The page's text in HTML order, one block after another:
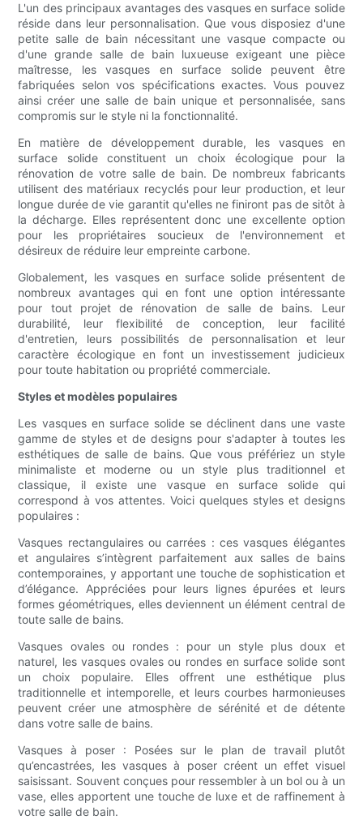
L'un des principaux avantages des vasques en surface solide
réside dans leur personnalisation. Que vous disposiez d'une
petite salle de bain nécessitant une vasque compacte ou
d'une grande salle de bain luxueuse exigeant une pièce
maîtresse, les vasques en surface solide peuvent être
fabriquées selon vos spécifications exactes. Vous pouvez
ainsi créer une salle de bain unique et personnalisée, sans
compromis sur le style ni la fonctionnalité.
En matière de développement durable, les vasques en
surface solide constituent un choix écologique pour la
rénovation de votre salle de bain. De nombreux fabricants
utilisent des matériaux recyclés pour leur production, et leur
longue durée de vie garantit qu'elles ne finiront pas de sitôt à
la décharge. Elles représentent donc une excellente option
pour les propriétaires soucieux de l'environnement et
désireux de réduire leur empreinte carbone.
Globalement, les vasques en surface solide présentent de
nombreux avantages qui en font une option intéressante
pour tout projet de rénovation de salle de bains. Leur
durabilité, leur flexibilité de conception, leur facilité
d'entretien, leurs possibilités de personnalisation et leur
caractère écologique en font un investissement judicieux
pour toute habitation ou propriété commerciale.
Styles et modèles populaires
Les vasques en surface solide se déclinent dans une vaste
gamme de styles et de designs pour s'adapter à toutes les
esthétiques de salle de bains. Que vous préfériez un style
minimaliste et moderne ou un style plus traditionnel et
classique, il existe une vasque en surface solide qui
correspond à vos attentes. Voici quelques styles et designs
populaires :
Vasques rectangulaires ou carrées : ces vasques élégantes
et angulaires s’intègrent parfaitement aux salles de bains
contemporaines, y apportant une touche de sophistication et
d’élégance. Appréciées pour leurs lignes épurées et leurs
formes géométriques, elles deviennent un élément central de
toute salle de bains.
Vasques ovales ou rondes : pour un style plus doux et
naturel, les vasques ovales ou rondes en surface solide sont
un choix populaire. Elles offrent une esthétique plus
traditionnelle et intemporelle, et leurs courbes harmonieuses
peuvent créer une atmosphère de sérénité et de détente
dans votre salle de bains.
Vasques à poser : Posées sur le plan de travail plutôt
qu’encastrées, les vasques à poser créent un effet visuel
saisissant. Souvent conçues pour ressembler à un bol ou à un
vase, elles apportent une touche de luxe et de raffinement à
votre salle de bain.